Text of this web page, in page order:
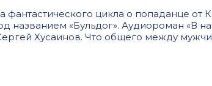
фантастического цикла о попаданце от
названием «Бульдог». Аудиороман «В
Хусаинов. Что общего между